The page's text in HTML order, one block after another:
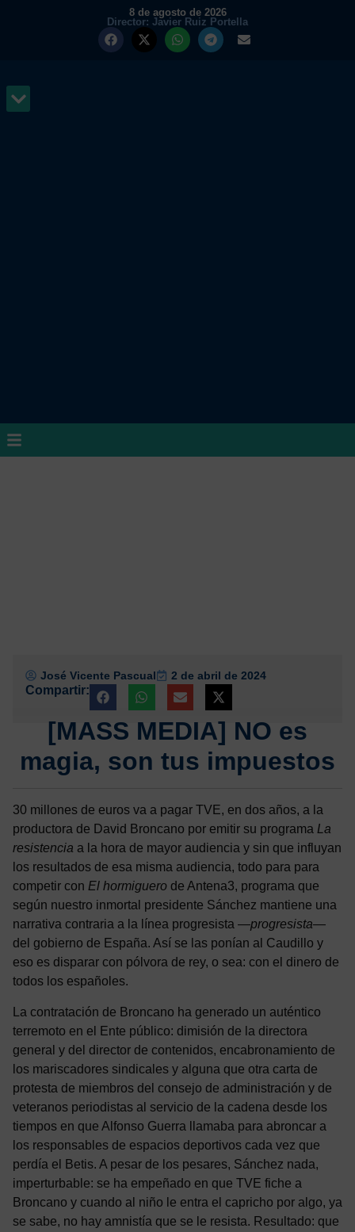
8 de agosto de 2026
Director: Javier Ruiz Portella
José Vicente Pascual 2 de abril de 2024
Compartir:
[MASS MEDIA] NO es
magia, son tus impuestos
30 millones de euros va a pagar TVE, en dos años, a la
productora de David Broncano por emitir su programa La
resistencia a la hora de mayor audiencia y sin que influyan
los resultados de esa misma audiencia, todo para para
competir con El hormiguero de Antena3, programa que
según nuestro inmortal presidente Sánchez mantiene una
narrativa contraria a la línea progresista —progresista—
del gobierno de España. Así se las ponían al Caudillo y
eso es disparar con pólvora de rey, o sea: con el dinero de
todos los españoles.
La contratación de Broncano ha generado un auténtico
terremoto en el Ente público: dimisión de la directora
general y del director de contenidos, encabronamiento de
los mariscadores sindicales y alguna que otra carta de
protesta de miembros del consejo de administración y de
veteranos periodistas al servicio de la cadena desde los
tiempos en que Alfonso Guerra llamaba para abroncar a
los responsables de espacios deportivos cada vez que
perdía el Betis. A pesar de los pesares, Sánchez nada,
imperturbable: se ha empeñado en que TVE fiche a
Broncano y cuando al niño le entra el capricho por algo, ya
se sabe, no hay amnistía que se le resista. Resultado: que